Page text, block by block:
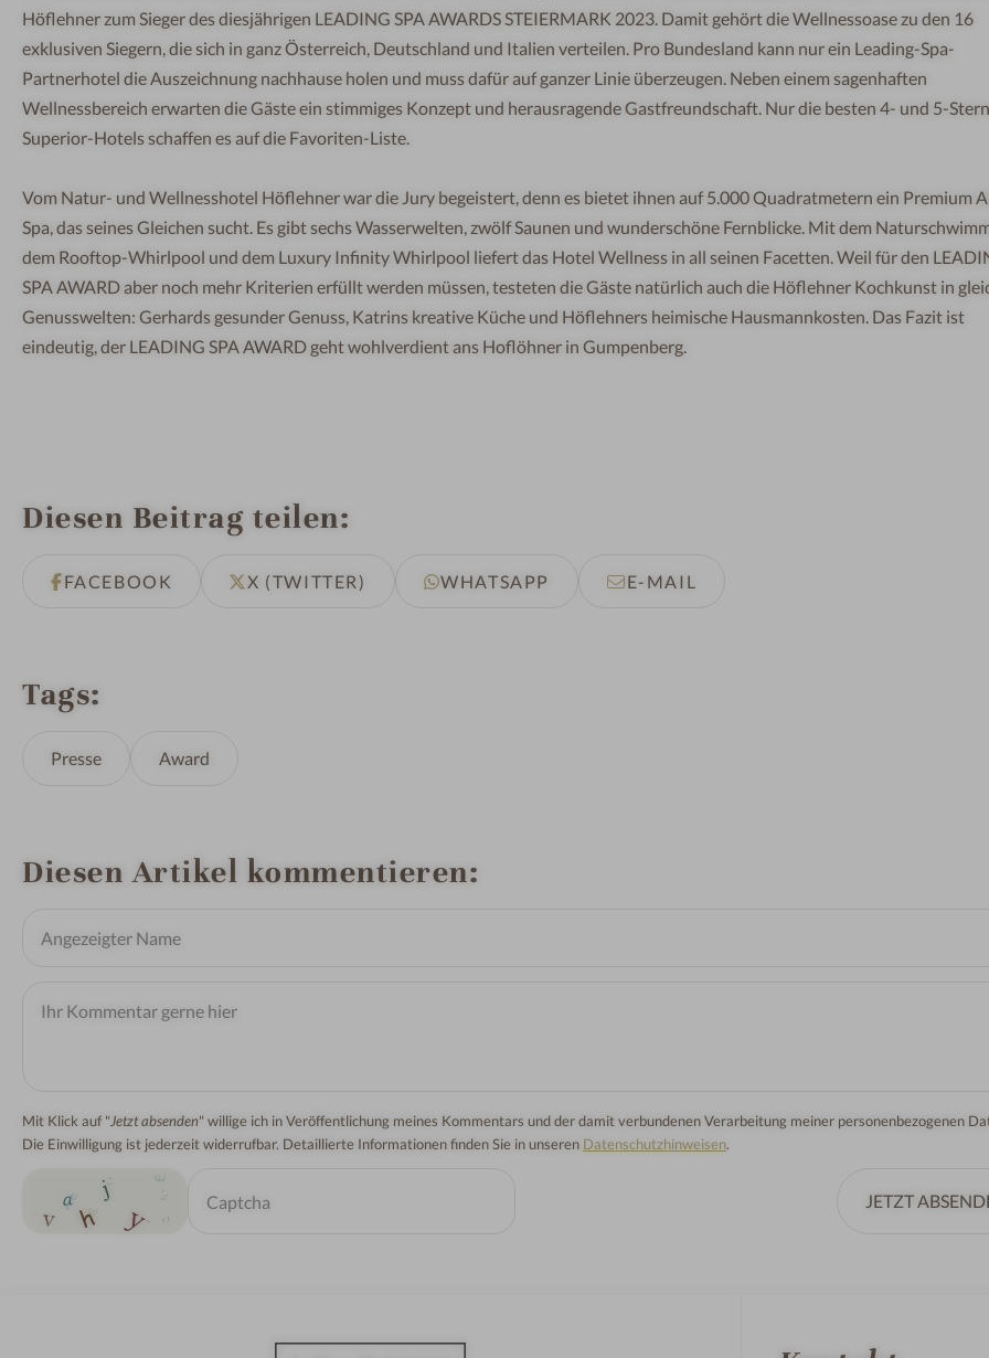
Höflehner zum Sieger des diesjährigen LEADING SPA AWARDS STEIERMARK 2023. Damit gehört die Wellnessoase zu den 16
exklusiven Siegern, die sich in ganz Österreich, Deutschland und Italien verteilen. Pro Bundesland kann nur ein Leading-Spa-
Partnerhotel die Auszeichnung nachhause holen und muss dafür auf ganzer Linie überzeugen. Neben einem sagenhaften
Wellnessbereich erwarten die Gäste ein stimmiges Konzept und herausragende Gastfreundschaft. Nur die besten 4- und 5-
Superior-Hotels schaffen es auf die Favoriten-Liste.
Vom Natur- und Wellnesshotel Höflehner war die Jury begeistert, denn es bietet ihnen auf 5.000 Quadratmetern ein Premium
Spa, das seines Gleichen sucht. Es gibt sechs Wasserwelten, zwölf Saunen und wunderschöne Fernblicke. Mit dem
dem Rooftop-Whirlpool und dem Luxury Infinity Whirlpool liefert das Hotel Wellness in all seinen Facetten. Weil für den
SPA AWARD aber noch mehr Kriterien erfüllt werden müssen, testeten die Gäste natürlich auch die Höflehner Kochkunst in
Genusswelten: Gerhards gesunder Genuss, Katrins kreative Küche und Höflehners heimische Hausmannkosten. Das Fazit ist
eindeutig, der LEADING SPA AWARD geht wohlverdient ans Hoflöhner in Gumpenberg.
Diesen Beitrag teilen
FACEBOOK X (TWITTER) WHATSAPP E-MAIL
Tags
Presse Award
Diesen Artikel kommentieren
Mit Klick auf "Jetzt absenden" willige ich in Veröffentlichung meines Kommentars und der damit verbundenen Verarbeitung meiner personenbezogenen
Die Einwilligung ist jederzeit widerrufbar. Detaillierte Informationen finden Sie in unseren Datenschutzhinweisen.
JETZT